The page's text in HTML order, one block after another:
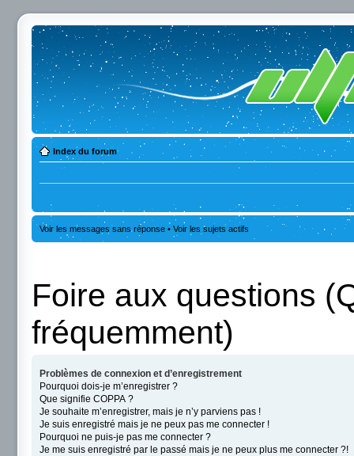
Index du forum
Voir les messages sans réponse • Voir les sujets actifs
Foire aux questions
fréquemment)
Problèmes de connexion et d’enregistrement
Pourquoi dois-je m’enregistrer ?
Que signifie COPPA ?
Je souhaite m’enregistrer, mais je n’y parviens pas !
Je suis enregistré mais je ne peux pas me connecter !
Pourquoi ne puis-je pas me connecter ?
Je me suis enregistré par le passé mais je ne peux plus me connecter ?!